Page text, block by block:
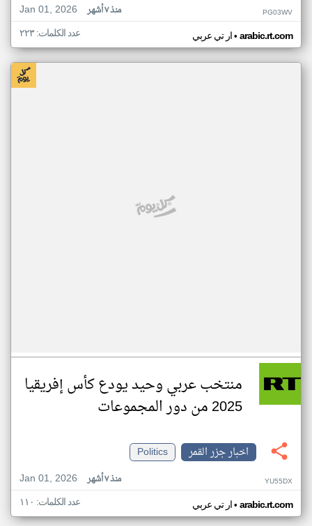
Jan 01, 2026
منذ ٧ أشهر PG03WV
ار تي عربي• arabic.rt.com عدد الكلمات: ٢٢٣
منتخب عربي وحيد يودع كأس إفريقيا
2025 من دور المجموعات
اخبار جزر القمر
Politics
Jan 01, 2026
منذ ٧ أشهر YU55DX
ار تي عربي• arabic.rt.com عدد الكلمات: ١١٠